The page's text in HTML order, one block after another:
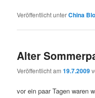
Veröffentlicht unterChina
Alter
Veröffentlicht am19.7.2009
vor ein paar Tagen waren